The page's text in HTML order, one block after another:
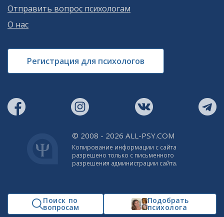
Поиск по
вопросам
Подобрать
психолога
Отправить вопрос психологам
О нас
Регистрация для психологов
© 2008 - 2026 ALL-PSY.COM
Копирование информации с сайта
разрешено только с письменного
разрешения администрации сайта.